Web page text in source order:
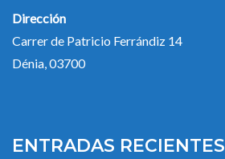
Dirección
Carrer de Patricio Ferrándiz 14
Dénia, 03700
ENTRADAS RECIENTES